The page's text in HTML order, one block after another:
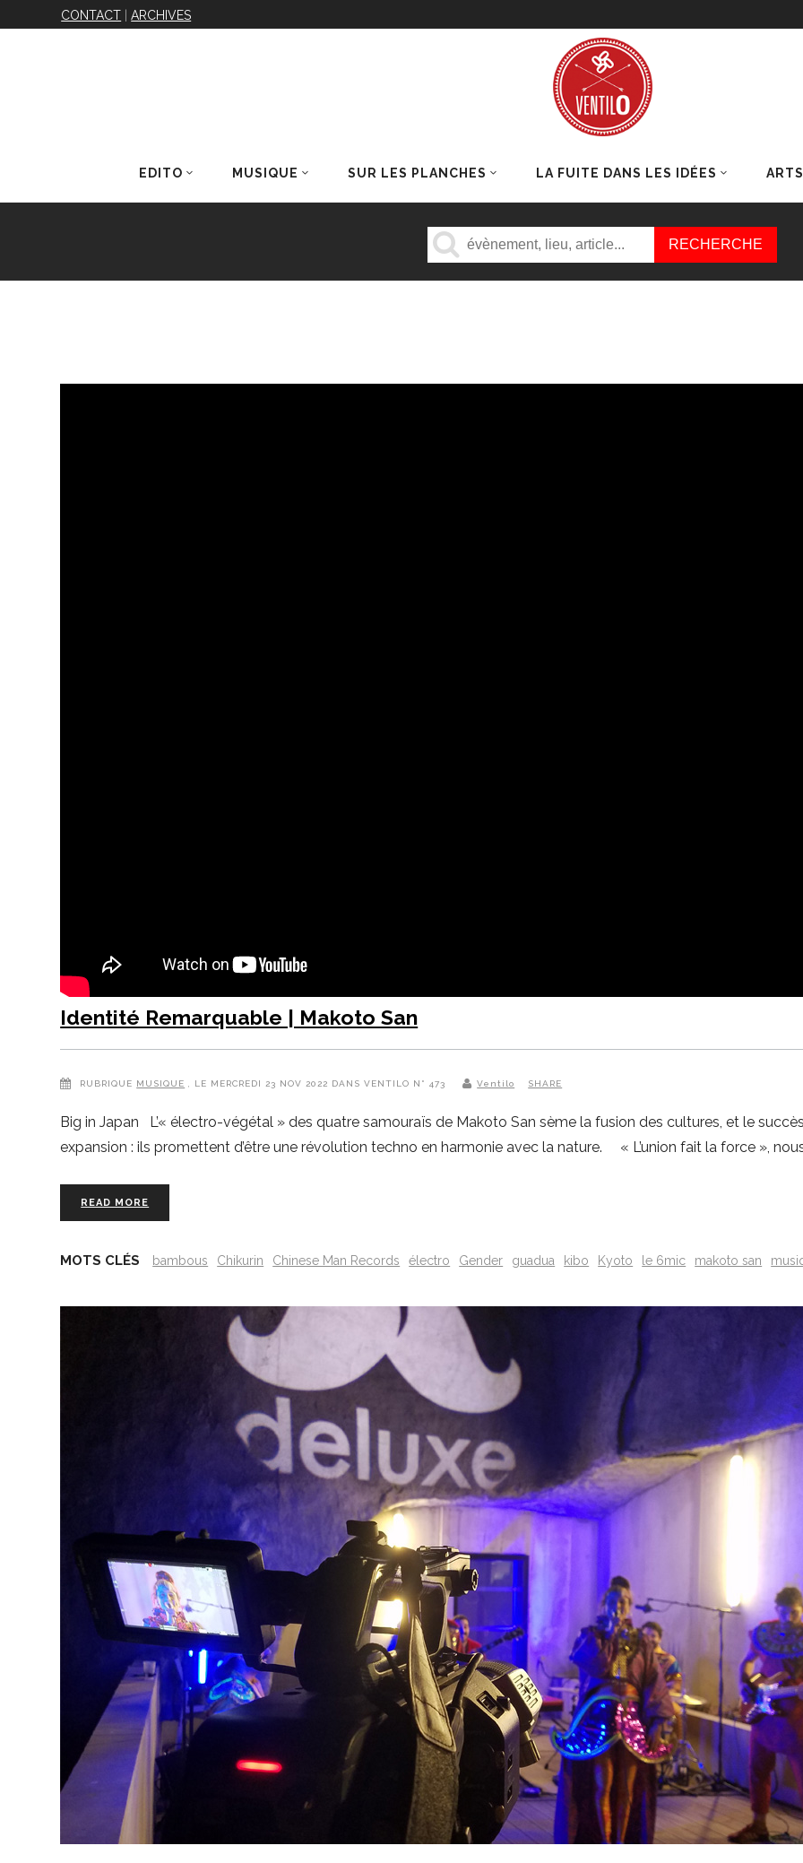
CONTACT |ARCHIVES
EDITO MUSIQUE SUR LES PLANCHES LA FUITE DANS LES IDÉES ARTS
Identité Remarquable | Makoto San
RUBRIQUE MUSIQUE , LE MERCREDI 23 NOV 2022 DANS VENTILO N° 473 Ventilo SHARE
Big in Japan L’« électro-végétal » des quatre samouraïs de Makoto San sème la fusion des cultures, et le
expansion : ils promettent d’être une révolution techno en harmonie avec la nature. « L’union fait la force »,
READ MORE
MOTS CLÉS bambous Chikurin Chinese Man Records électro Gender guadua kibo Kyoto le 6mic makoto san